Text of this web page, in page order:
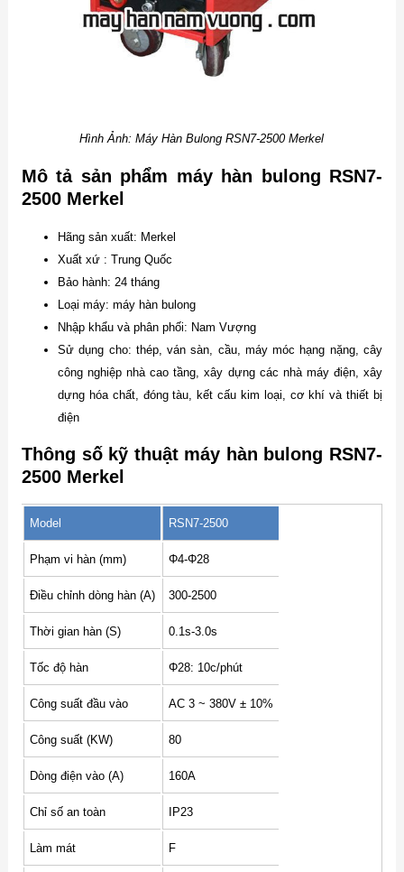
Hình Ảnh: Máy Hàn Bulong RSN7-2500 Merkel
Mô tả sản phẩm máy hàn bulong RSN7-
2500 Merkel
Hãng sản xuất: Merkel
Xuất xứ : Trung Quốc
Bảo hành: 24 tháng
Loại máy: máy hàn bulong
Nhập khẩu và phân phối: Nam Vượng
Sử dụng cho: thép, ván sàn, cầu, máy móc hạng nặng, cây
công nghiệp nhà cao tầng, xây dựng các nhà máy điện, xây
dựng hóa chất, đóng tàu, kết cấu kim loại, cơ khí và thiết bị
điện
Thông số kỹ thuật máy hàn bulong RSN7-
2500 Merkel
Model RSN7-2500
Phạm vi hàn (mm) Φ4-Φ28
Điều chỉnh dòng hàn (A) 300-2500
Thời gian hàn (S) 0.1s-3.0s
Tốc độ hàn Φ28: 10c/phút
Công suất đầu vào AC 3 ~ 380V ± 10%
Công suất (KW) 80
Dòng điện vào (A) 160A
Chỉ số an toàn IP23
Làm mát F